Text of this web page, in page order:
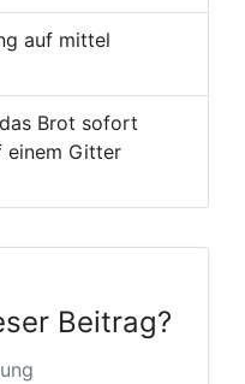
auf mittel
Brot sofort
einem Gitter
Beitrag?